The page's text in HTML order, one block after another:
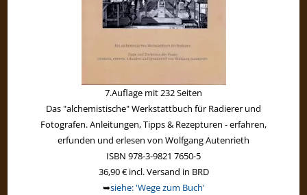
7.Auflage mit 232 Seiten
Das "alchemistische" Werkstattbuch für Radierer und
Fotografen. Anleitungen, Tipps & Rezepturen - erfahren,
erfunden und erlesen von Wolfgang Autenrieth
ISBN 978-3-9821 7650-5
36,90 € incl. Versand in BRD
➥siehe: 'Wege zum Buch'